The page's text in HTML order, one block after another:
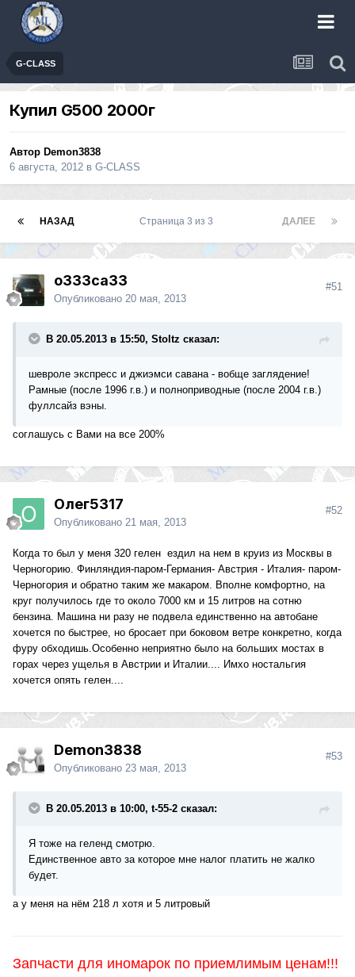
G-CLASS
Купил G500 2000г
Автор Demon3838
6 августа, 2012 в G-CLASS
НАЗАД ДАЛЕЕ
Страница 3 из 3
o333ca33
Опубликовано 20 мая, 2013
#51
В 20.05.2013 в 15:50, Stoltz сказал:
шевроле экспресс и джиэмси савана - вобще заглядение!
Рамные (после 1996 г.в.) и полноприводные (после 2004 г.в.)
фуллсайз вэны.
соглашусь с Вами на все 200%
Олег5317
Опубликовано 21 мая, 2013
#52
Когда то был у меня 320 гелен ездил на нем в круиз из Москвы в
Черногорию. Финляндия-паром-Германия- Австрия - Италия- паром-
Черногория и обратно таким же макаром. Вполне комфортно, на
круг получилось где то около 7000 км и 15 литров на сотню
бензина. Машина ни разу не подвела единственно на автобане
хочется по быстрее, но бросает при боковом ветре конкретно, когда
фуру обходишь.Особенно неприятно было на больших мостах в
горах через ущелья в Австрии и Италии.... Имхо ностальгия
хочется опять гелен....
Demon3838
Опубликовано 23 мая, 2013
#53
В 20.05.2013 в 10:00, t-55-2 сказал:
Я тоже на геленд смотрю.
Единственное авто за которое мне налог платить не жалко
будет.
а у меня на нём 218 л хотя и 5 литровый
Запчасти для иномарок по приемлимым ценам!!!